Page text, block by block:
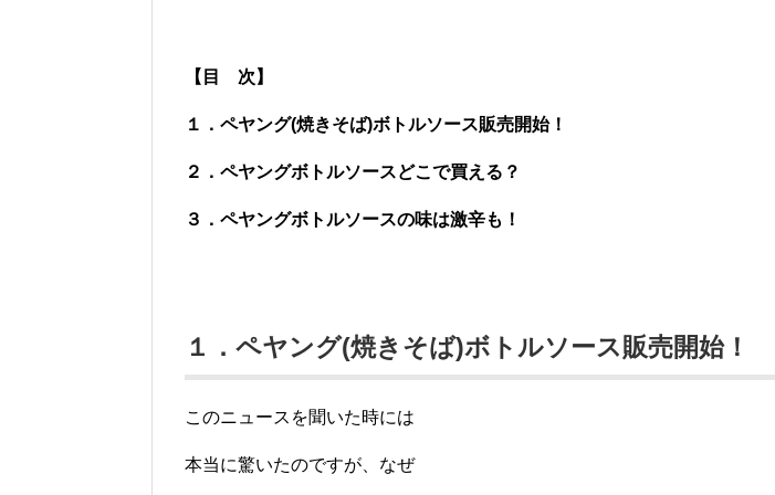
【目 次】
１．ペヤング(焼きそば)ボトルソース販売開始！
２．ペヤングボトルソースどこで買える？
３．ペヤングボトルソースの味は激辛も！
１．ペヤング(焼きそば)ボトルソース販売開始！
このニュースを聞いた時には
本当に驚いたのですが、なぜ